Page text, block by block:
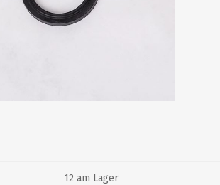
12 am Lager